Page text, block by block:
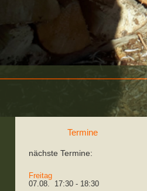
Termine
nächste Termine:
Freitag
07.08. 17:30 - 18:30